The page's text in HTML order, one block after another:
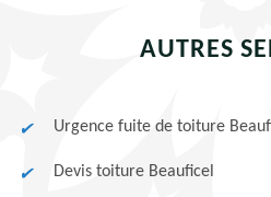
AUTRES
Urgence fuite de toiture
Devis toiture Beauficel